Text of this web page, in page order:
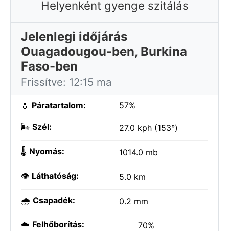
Helyenként gyenge szitálás
Jelenlegi időjárás
Ouagadougou-ben, Burkina
Faso-ben
Frissítve: 12:15 ma
💧 Páratartalom: 57%
🌬️ Szél: 27.0 kph (153°)
🌡️ Nyomás: 1014.0 mb
👁️ Láthatóság: 5.0 km
🌧️ Csapadék: 0.2 mm
☁️ Felhőborítás: 70%